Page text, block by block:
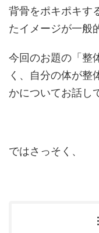
背骨をポキポキす
たイメージが一般
今回のお題の「整
く、自分の体が整
かについてお話し
ではさっそく、